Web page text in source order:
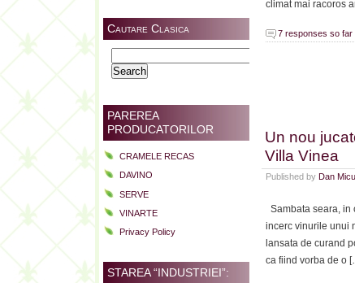
Cautare Clasica
for:
PAREREA
PRODUCATORILOR
CRAMELE RECAS
DAVINO
SERVE
VINARTE
Privacy Policy
STAREA “INDUSTRIEI”:
climat mai racoros
7 responses so far
Un nou
Villa Vinea
Published by Dan
Sambata seara, in
incerc vinurile unui
lansata de curand
ca fiind vorba de o